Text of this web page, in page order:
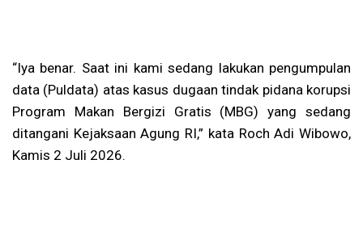
“Iya benar. Saat ini kami sedang lakukan pengumpulan
data (Puldata) atas kasus dugaan tindak pidana korupsi
Program Makan Bergizi Gratis (MBG) yang sedang
ditangani Kejaksaan Agung RI,” kata Roch Adi Wibowo,
Kamis 2 Juli 2026.